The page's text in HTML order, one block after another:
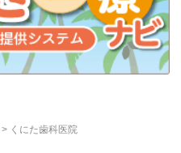
くにた歯科医院